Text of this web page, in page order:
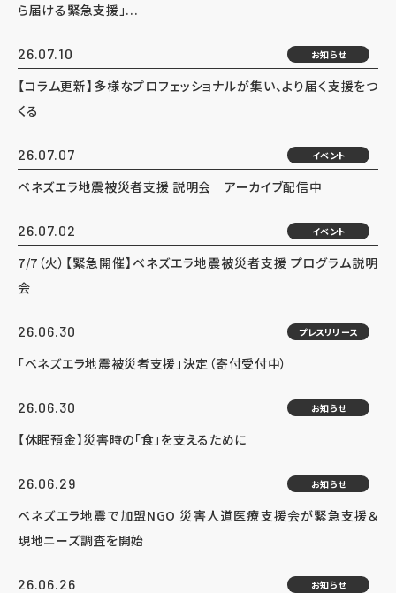
ら届ける緊急支援」...
26.07.10 お知らせ
【コラム更新】多様なプロフェッショナルが集い、より届く支援をつ
くる
26.07.07 イベント
ベネズエラ地震被災者支援 説明会 アーカイブ配信中
26.07.02 イベント
7/7（火）【緊急開催】ベネズエラ地震被災者支援 プログラム説明
会
26.06.30 プレスリリース
「ベネズエラ地震被災者支援」決定（寄付受付中）
26.06.30 お知らせ
【休眠預金】災害時の「食」を支えるために
26.06.29 お知らせ
ベネズエラ地震で加盟NGO 災害人道医療支援会が緊急支援＆
現地ニーズ調査を開始
26.06.26 お知らせ